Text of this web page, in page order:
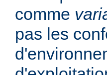
comme
pas les